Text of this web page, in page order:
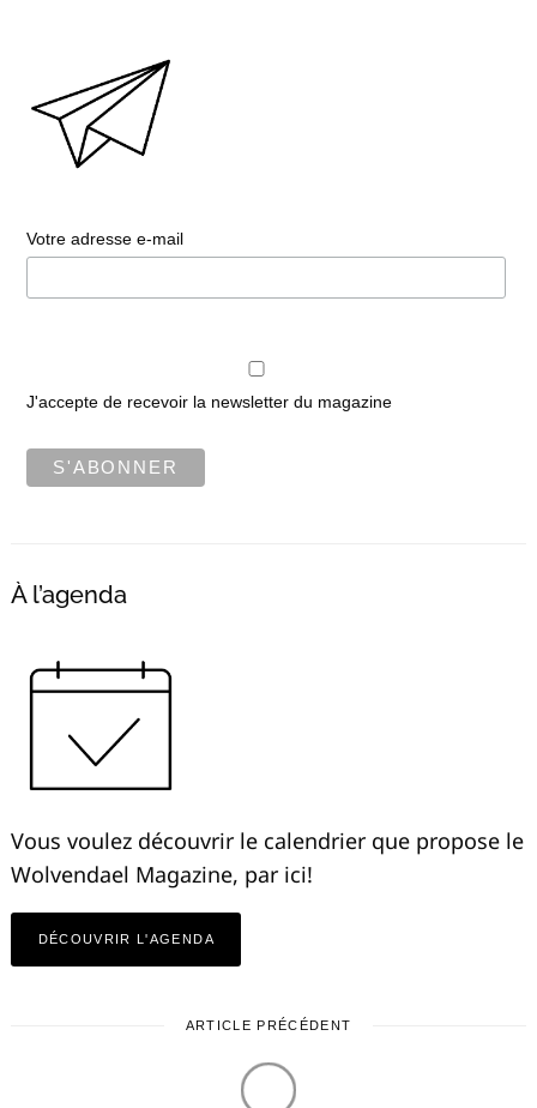
Votre adresse e-mail
J'accepte de recevoir la newsletter du magazine
À l’agenda
Vous voulez découvrir le calendrier que propose le
Wolvendael Magazine, par ici!
DÉCOUVRIR L'AGENDA
ARTICLE PRÉCÉDENT